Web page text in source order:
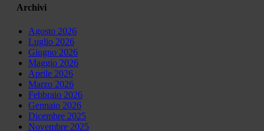
Archivi
Agosto 2026
Luglio 2026
Giugno 2026
Maggio 2026
Aprile 2026
Marzo 2026
Febbraio 2026
Gennaio 2026
Dicembre 2025
Novembre 2025